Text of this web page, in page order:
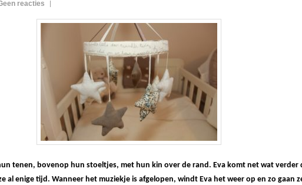
reacties
tenen, bovenop hun stoeltjes, met hun kin over de rand. Eva komt net wat verder
al enige tijd. Wanneer het muziekje is afgelopen, windt Eva het weer op en zo gaan